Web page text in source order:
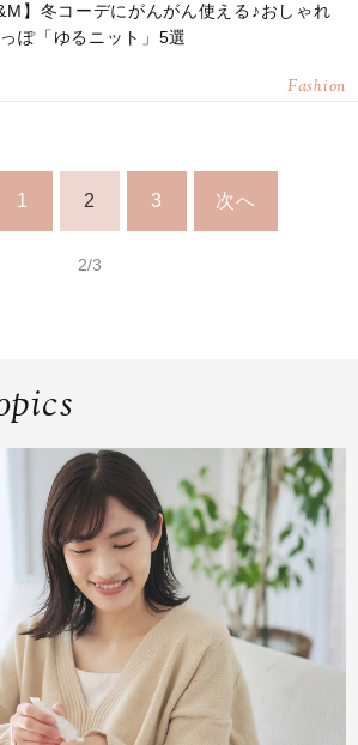
】冬コーデにがんがん使える♪おしゃれ
ぽ「ゆるニット」5選
Fashion
1 2 3 次へ
2/3